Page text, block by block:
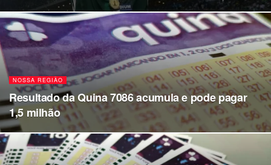
NOSSA REGIÃO
Resultado da Quina 7086 acumula e pode pagar
1,5 milhão